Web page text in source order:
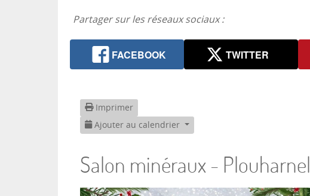
Partager sur les réseaux sociaux :
FACEBOOK TWITTER
Imprimer
Ajouter au calendrier
Salon minéraux - Plouharnel